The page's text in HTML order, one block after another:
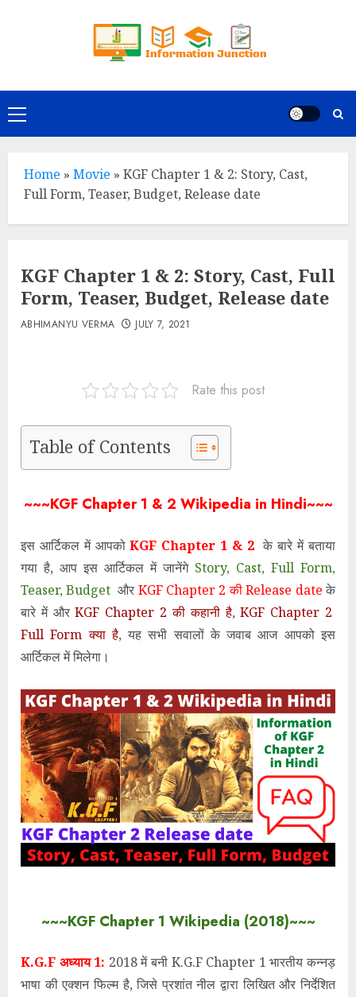
Primary
Menu
Home » Movie » KGF Chapter 1 & 2: Story, Cast,
Full Form, Teaser, Budget, Release date
KGF Chapter 1 & 2: Story, Cast, Full
Form, Teaser, Budget, Release date
ABHIMANYU VERMA JULY 7, 2021
Rate this post
Table of Contents
~~~KGF Chapter 1 & 2 Wikipedia in Hindi~~~
इस आर्टिकल में आपकोKGF Chapter 1 & 2के बारे में बताया
गया है, आप इस आर्टिकल में जानेंगे Story, Cast, Full Form,
Teaser, Budget और KGF Chapter 2 की Release date के
बारे में औरKGF Chapter 2 की कहानी है,KGF Chapter 2
Full Form क्या है, यह सभी सवालों के जवाब आज आपको इस
आर्टिकल में मिलेगा।
~~~KGF Chapter 1 Wikipedia (2018)~~~
K.G.F अध्याय 1: 2018मेंबनी K.G.F Chapter 1 भारतीय कन्नड़
भाषा की एक्शन फिल्म है, जिसे प्रशांत नील द्वारा लिखित और निर्देशित